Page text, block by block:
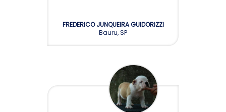
FREDERICO JUNQUEIRA GUIDORIZZI
- CANIL SELVA MORENA
Bauru, SP